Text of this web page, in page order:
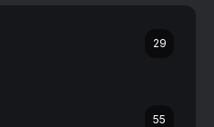
29
55